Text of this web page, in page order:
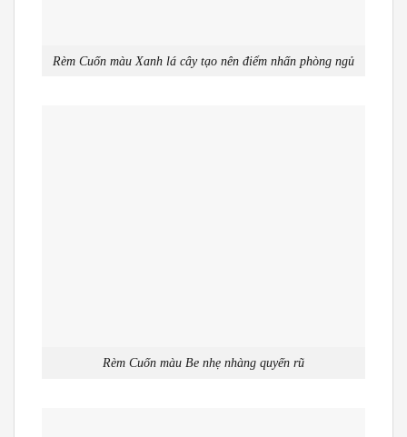
Rèm Cuốn màu Xanh lá cây tạo nên điểm nhấn phòng ngủ
Rèm Cuốn màu Be nhẹ nhàng quyến rũ